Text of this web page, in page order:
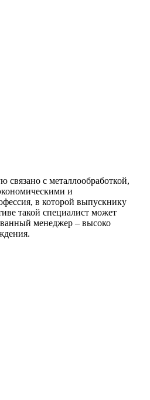
с металлообработкой,
и
в которой выпускнику
такой специалист может
менеджер – высоко